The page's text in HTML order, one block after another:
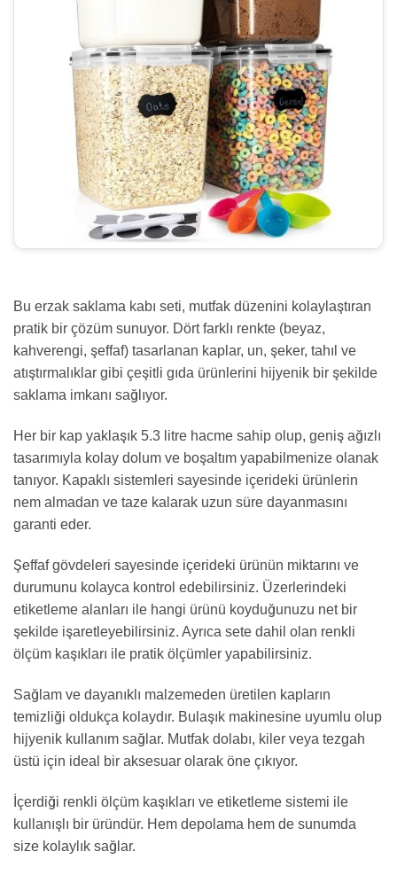
Bu erzak saklama kabı seti, mutfak düzenini kolaylaştıran
pratik bir çözüm sunuyor. Dört farklı renkte (beyaz,
kahverengi, şeffaf) tasarlanan kaplar, un, şeker, tahıl ve
atıştırmalıklar gibi çeşitli gıda ürünlerini hijyenik bir şekilde
saklama imkanı sağlıyor.
Her bir kap yaklaşık 5.3 litre hacme sahip olup, geniş ağızlı
tasarımıyla kolay dolum ve boşaltım yapabilmenize olanak
tanıyor. Kapaklı sistemleri sayesinde içerideki ürünlerin
nem almadan ve taze kalarak uzun süre dayanmasını
garanti eder.
Şeffaf gövdeleri sayesinde içerideki ürünün miktarını ve
durumunu kolayca kontrol edebilirsiniz. Üzerlerindeki
etiketleme alanları ile hangi ürünü koyduğunuzu net bir
şekilde işaretleyebilirsiniz. Ayrıca sete dahil olan renkli
ölçüm kaşıkları ile pratik ölçümler yapabilirsiniz.
Sağlam ve dayanıklı malzemeden üretilen kapların
temizliği oldukça kolaydır. Bulaşık makinesine uyumlu olup
hijyenik kullanım sağlar. Mutfak dolabı, kiler veya tezgah
üstü için ideal bir aksesuar olarak öne çıkıyor.
İçerdiği renkli ölçüm kaşıkları ve etiketleme sistemi ile
kullanışlı bir üründür. Hem depolama hem de sunumda
size kolaylık sağlar.